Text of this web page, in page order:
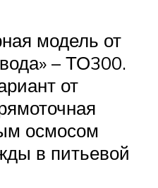
модель от
– ТО300.
от
осмосом
в питьевой